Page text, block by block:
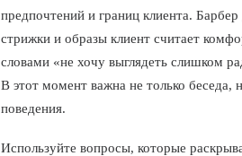
предпочтений и границ клиента.
стрижки и образы клиент считает
словами «не хочу выглядеть слишком
В этот момент важна не только беседа,
поведения.
Используйте вопросы, которые